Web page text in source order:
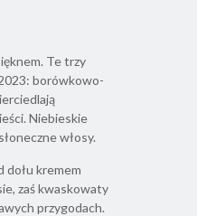
Te trzy
borówkowo-
Niebieskie
włosy.
dołu kremem
zaś kwaskowaty
przygodach.